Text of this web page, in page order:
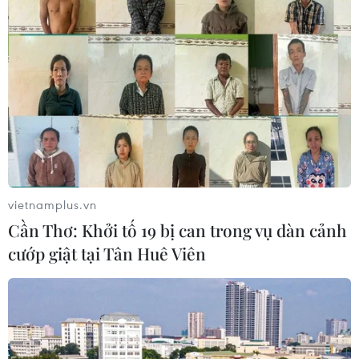
CƠ QUAN CHỦ QUẢN: THÔNG TẤN XÃ VIỆT NAM
Tổng Biên tập: TRẦN TIẾN DUẨN
Phó Tổng Biên tập: NGUYỄN THỊ TÁM, KHÚC THANH
THỦY
Sở hữu trí tuệ
Quy định sử dụng
Dịch vụ tin
Quảng cáo
vietnamplus.vn
Cần Thơ: Khởi tố 19 bị can trong vụ dàn cảnh
cướp giật tại Tân Huê Viên